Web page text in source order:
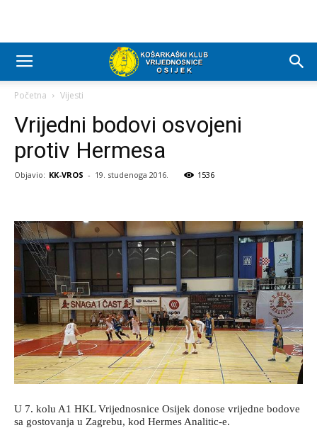
Početna Vijesti
Vrijedni bodovi osvojeni
protiv Hermesa
Objavio: KK-VROS - 19. studenoga 2016. 1536
U 7. kolu A1 HKL Vrijednosnice Osijek donose vrijedne bodove
sa gostovanja u Zagrebu, kod Hermes Analitic-e.